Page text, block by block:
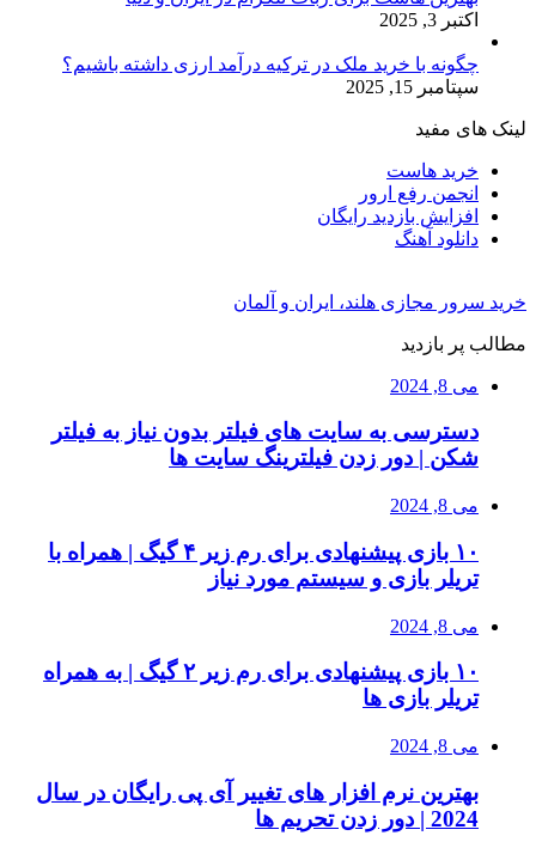
اکتبر 3, 2025
چگونه با خرید ملک در ترکیه درآمد ارزی داشته باشیم؟
سپتامبر 15, 2025
لینک های مفید
خرید هاست
انجمن رفع ارور
افزایش بازدید رایگان
دانلود آهنگ
خرید سرور مجازی هلند، ایران و آلمان
مطالب پر بازدید
می 8, 2024
دسترسی به سایت های فیلتر بدون نیاز به فیلتر
شکن | دور زدن فیلترینگ سایت ها
می 8, 2024
۱۰ بازی پیشنهادی برای رم زیر ۴ گیگ | همراه با
تریلر بازی و سیستم مورد نیاز
می 8, 2024
۱۰ بازی پیشنهادی برای رم زیر ۲ گیگ | به همراه
تریلر بازی ها
می 8, 2024
بهترین نرم افزار های تغییر آی پی رایگان در سال
2024 | دور زدن تحریم ها